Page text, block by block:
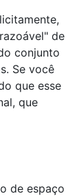
de
conjunto
Se você
que esse
que
de espaço